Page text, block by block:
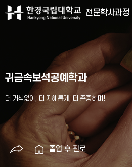
전문학사과정
귀금속보석공예학과
졸업 후 진로